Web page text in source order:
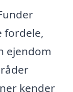
fordele,
ejendom
kender